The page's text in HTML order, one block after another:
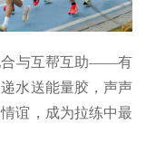
合与互帮互助——有
水送能量胶，声声
谊，成为拉练中最